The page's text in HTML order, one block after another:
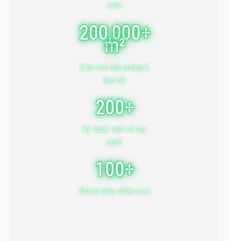
triển
200,000+
m²
Diện tích nhà xưởng &
kho bãi
200+
Kỹ thuật viên có tay
nghề
100+
Khách hàng chiến lược